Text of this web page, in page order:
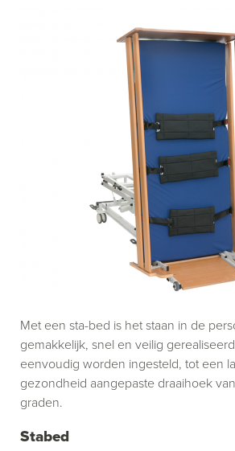
Stabed
Met een sta-bed is het staan in de
gemakkelijk, snel en veilig
eenvoudig worden ingesteld, tot een
gezondheid aangepaste draaihoek
graden.